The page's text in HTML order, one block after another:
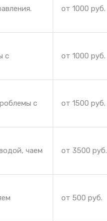
от 1000 руб.
с
от 1000 руб.
с
от 1500 руб.
чаем
от 3500 руб.
от 500 руб.